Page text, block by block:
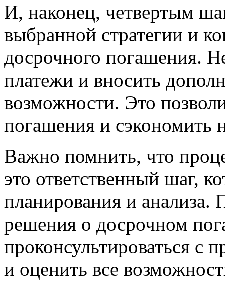
И, наконец, четвертым
выбранной стратегии и
досрочного погашения.
платежи и вносить
возможности. Это
погашения и сэкономить
Важно помнить, что
это ответственный шаг,
планирования и анализа.
решения о досрочном
проконсультироваться с
и оценить все